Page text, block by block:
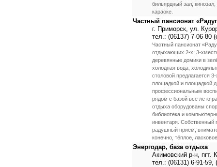
бильярдный зал,
караоке.
Частный пансионат
г. Приморск, ул.
тел.: (06137) 7-06-80
Частный пансионат
отдыхающих 2-х, 3-
деревянные домики в
холодная вода,
столовой предлагается
площадкой и площадкой
профессиональным
рядом с базой всё лето
отдыха оборудованы
библиотека и
инвентаря. Собственный
радушный приём,
конечно, тёплое,
Энергодар, база отдыха
Акимовский р-н, пгт.
тел.: (06131) 6-91-59,